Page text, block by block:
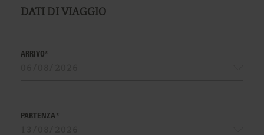
DATI DI VIAGGIO
ARRIVO*
PARTENZA*